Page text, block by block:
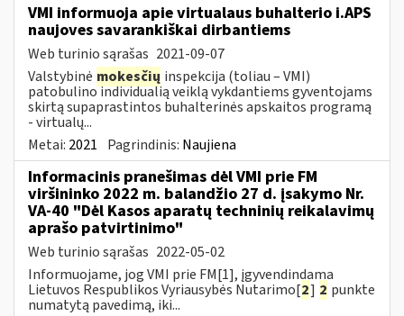
VMI informuoja apie virtualaus buhalterio i.APS
naujoves savarankiškai dirbantiems
Web turinio sąrašas 2021-09-07
Valstybinė mokesčių inspekcija (toliau – VMI)
patobulino individualią veiklą vykdantiems gyventojams
skirtą supaprastintos buhalterinės apskaitos programą
- virtualų...
Metai: 2021 Pagrindinis: Naujiena
Informacinis pranešimas dėl VMI prie FM
viršininko 2022 m. balandžio 27 d. įsakymo Nr.
VA-40 "Dėl Kasos aparatų techninių reikalavimų
aprašo patvirtinimo"
Web turinio sąrašas 2022-05-02
Informuojame, jog VMI prie FM[1], įgyvendindama
Lietuvos Respublikos Vyriausybės Nutarimo[2] 2 punkte
numatytą pavedimą, iki...